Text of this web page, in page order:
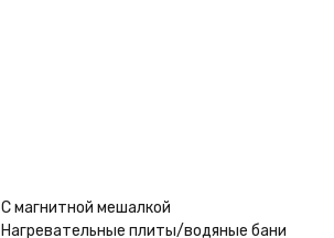
С магнитной мешалкой
Нагревательные плиты/водяные бани